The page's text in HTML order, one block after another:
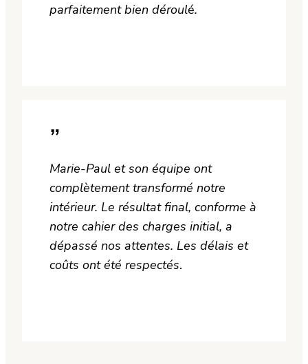
parfaitement bien déroulé.
”
Marie-Paul et son équipe ont
complètement transformé notre
intérieur. Le résultat final, conforme à
notre cahier des charges initial, a
dépassé nos attentes. Les délais et
coûts ont été respectés.